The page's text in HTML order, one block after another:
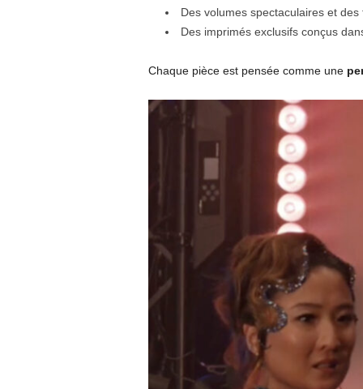
Des volumes spectaculaires et
Des imprimés exclusifs conçus
Chaque pièce est pensée comme une